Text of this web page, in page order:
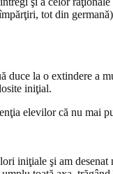
tot din
la o extindere a
iniţial.
elevilor că nu mai
iniţiale şi am